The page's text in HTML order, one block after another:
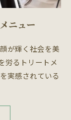
ニュー
が輝く社会を美
労るトリートメ
実感されている